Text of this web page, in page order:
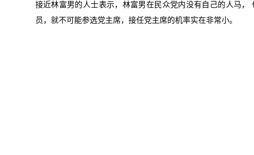
接近林富男的人士表示，林富男在民众党内没有自己的人马
员，就不可能参选党主席，接任党主席的机率实在非常小。